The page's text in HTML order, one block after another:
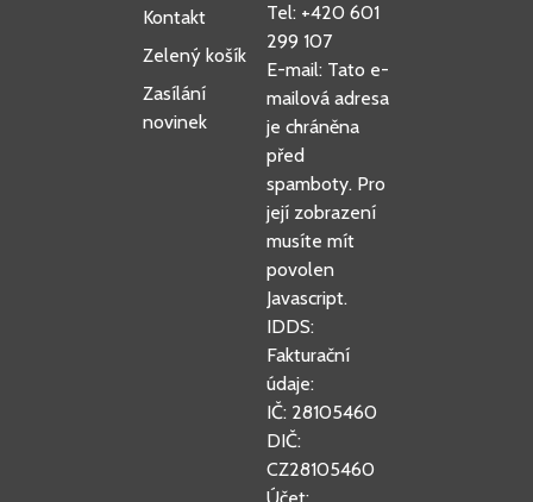
Kontakt
Zelený košík
Zasílání
novinek
Tel: +420 601
299 107
E-mail: Tato e-
mailová adresa
je chráněna
před
spamboty. Pro
její zobrazení
musíte mít
povolen
Javascript.
IDDS:
Fakturační
údaje:
IČ: 28105460
DIČ:
CZ28105460